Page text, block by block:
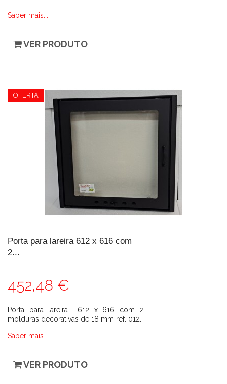
Saber mais...
VER PRODUTO
OFERTA
Porta para lareira 612 x 616 com
2...
452,48 €
Porta para lareira 612 x 616 com 2
molduras decorativas de 18 mm ref. 012.
Saber mais...
VER PRODUTO